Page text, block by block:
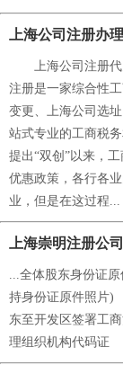
上海公司注册办
上海公司注册代
注册是一家综合性
变更、上海公司选
站式专业的工商税
提出“双创”以来，
优惠政策，各行各
业，但是在这过程...
上海崇明注册公
...全体股东身份证
持身份证原件照片
东至开发区签署
理组织机构代码